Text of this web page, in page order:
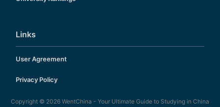
Links
User Agreement
Privacy Policy
Copyright © 2026 WentChina - Your Ultimate Guide to Studying in China